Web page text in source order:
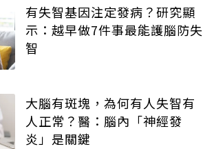
有失智基因注定發病？研究顯
示：越早做7件事最能護腦防失
智
大腦有斑塊，為何有人失智有
人正常？醫：腦內「神經發
炎」是關鍵